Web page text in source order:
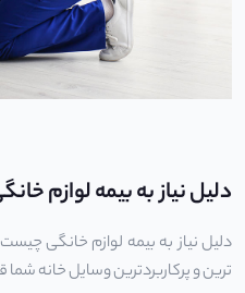
دلیل نیاز به بیمه لوازم
دلیل نیاز به بیمه لوازم خانگی
ترین و پرکاربردترین وسایل خانه شما